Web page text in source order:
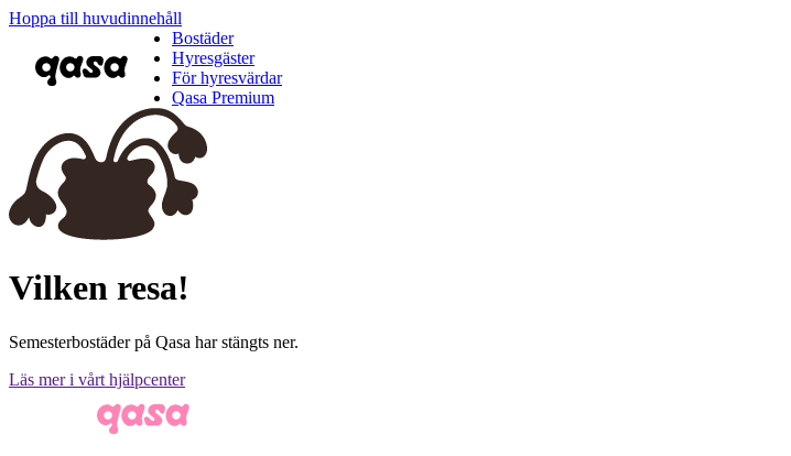
Hoppa till huvudinnehåll
Bostäder
Hyresgäster
För hyresvärdar
Qasa Premium
Vilken resa!
Semesterbostäder på Qasa har stängts ner.
Läs mer i vårt hjälpcenter